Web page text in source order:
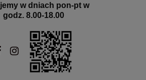
w dniach pon-pt w
godz. 8.00-18.00